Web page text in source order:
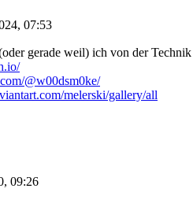
07:53
gerade weil) ich von der
@w00dsm0ke/
melerski/gallery/all
09:26